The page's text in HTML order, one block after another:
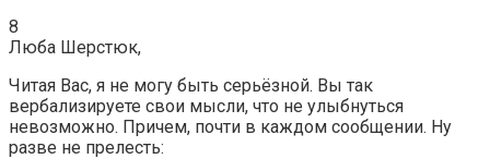
8
Люба Шерстюк,
Читая Вас, я не могу быть серьёзной. Вы так
вербализируете свои мысли, что не улыбнуться
невозможно. Причем, почти в каждом сообщении. Ну
разве не прелесть: